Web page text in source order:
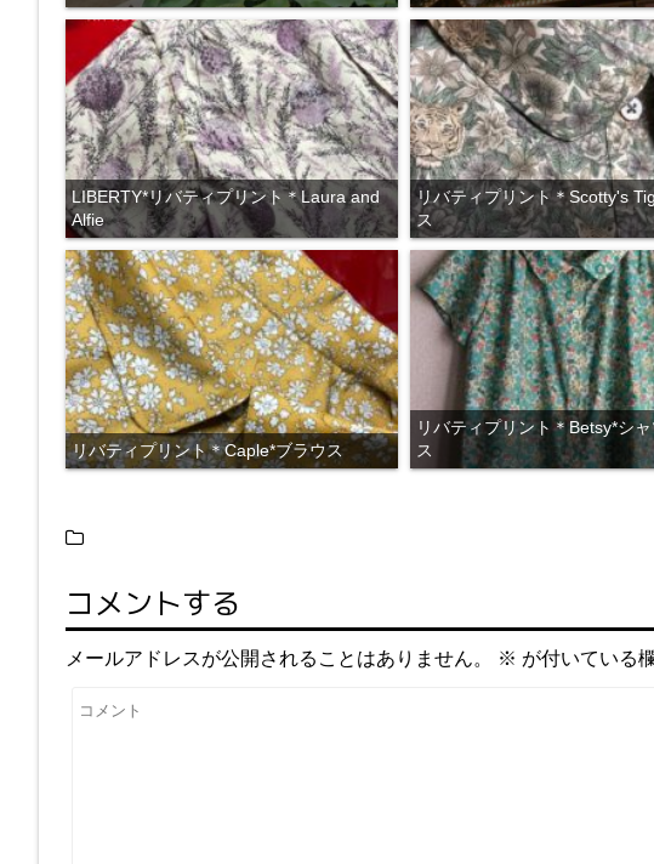
LIBERTY*リバティプリント＊Laura and
Alfie
リバティプリント＊Scotty's
ス
リバティプリント＊Caple*ブラウス
リバティプリント＊Betsy*シ
ス
コメントする
メールアドレスが公開されることはありません。 ※ が付いている